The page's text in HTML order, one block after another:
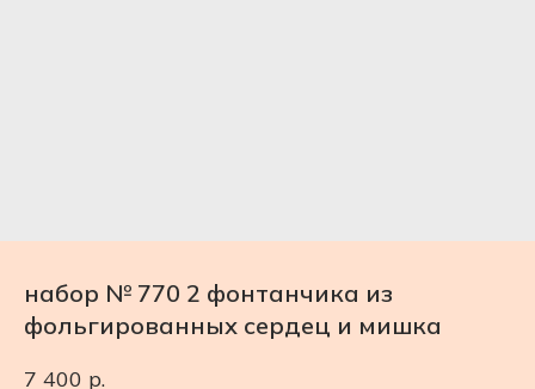
набор № 770 2 фонтанчика из
фольгированных сердец и мишка
7 400 р.